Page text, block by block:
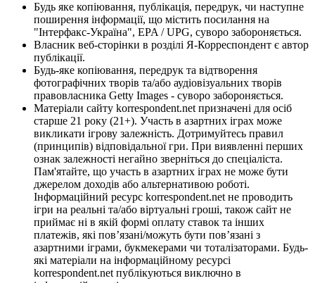
Будь яке копіювання, публікація, передрук, чи наступне
поширення інформації, що містить посилання на
"Інтерфакс-Україна", EPA / UPG, суворо забороняється.
Власник веб-сторінки в розділі Я-Корреспондент є автор
публікації.
Будь-яке копіювання, передрук та відтворення
фотографічних творів та/або аудіовізуальних творів
правовласника Getty Images - суворо забороняється.
Матеріали сайту korrespondent.net призначені для осіб
старше 21 року (21+). Участь в азартних іграх може
викликати ігрову залежність. Дотримуйтесь правил
(принципів) відповідальної гри. При виявленні перших
ознак залежності негайно зверніться до спеціаліста.
Пам'ятайте, що участь в азартних іграх не може бути
джерелом доходів або альтернативою роботі.
Інформаційний ресурс korrespondent.net не проводить
ігри на реальні та/або віртуальні гроші, також сайт не
приймає ні в якій формі оплату ставок та інших
платежів, які пов’язані/можуть бути пов’язані з
азартними іграми, букмекерами чи тоталізаторами. Будь-
які матеріали на інформаційному ресурсі
korrespondent.net публікуються виключно в